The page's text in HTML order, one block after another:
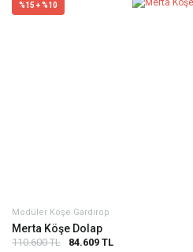
%15 + %10
Modüler Köşe Gardırop
Merta Köşe Dolap
110.600 TL 84.609 TL